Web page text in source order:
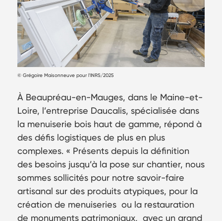
© Grégoire Maisonneuve pour l'INRS/2025
À Beaupréau-en-Mauges, dans le Maine-et-
Loire, l’entreprise Daucalis, spécialisée dans
la menuiserie bois haut de gamme, répond à
des défis logistiques de plus en plus
complexes. « Présents depuis la définition
des besoins jusqu’à la pose sur chantier, nous
sommes sollicités pour notre savoir-faire
artisanal sur des produits atypiques, pour la
création de menuiseries ou la restauration
de monuments patrimoniaux, avec un grand